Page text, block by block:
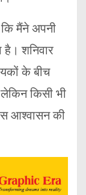
मैंने अपनी
है। शनिवार
के बीच
किसी भी
आश्वासन की